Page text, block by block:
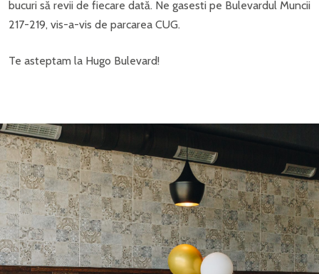
bucuri să revii de fiecare dată. Ne gasesti pe Bulevardul Muncii
217-219, vis-a-vis de parcarea CUG.
Te asteptam la Hugo Bulevard!